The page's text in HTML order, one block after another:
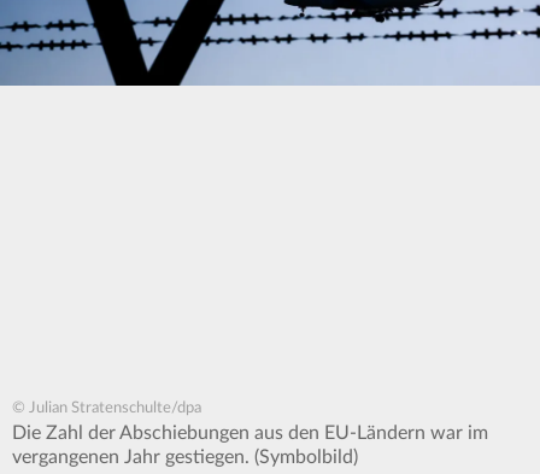
© Julian Stratenschulte/dpa
Die Zahl der Abschiebungen aus den EU-Ländern war im
vergangenen Jahr gestiegen. (Symbolbild)